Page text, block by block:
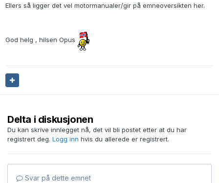
Ellers så ligger det vel motormanualer/gir på emneoversikten her.
God helg , hilsen Opus
Delta i diskusjonen
Du kan skrive innlegget nå, det vil bli postet etter at du har
registrert deg. Logg inn hvis du allerede er registrert.
Svar på dette emnet